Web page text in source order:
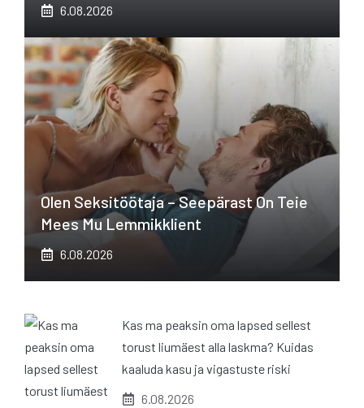
6.08.2026
Olen Seksitöötaja – Seepärast On Teie
Mees Mu Lemmikklient
6.08.2026
Kas ma peaksin oma lapsed sellest
torust liumäest alla laskma? Kuidas
kaaluda kasu ja vigastuste riski
6.08.2026